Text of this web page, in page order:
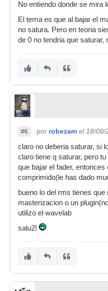
No entiendo donde se mira
El tema es que al bajar el
no satura. Pero en teoria
de 0 no tendria que saturar,
#6 por robezam el 18/09/
claro no deberia saturar, si
claro tiene q saturar, pero
que bajar el fader,
comprimido(le has dado
bueno lo del rms tienes
masterizacion o un
utilizo el wavelab
salu2!